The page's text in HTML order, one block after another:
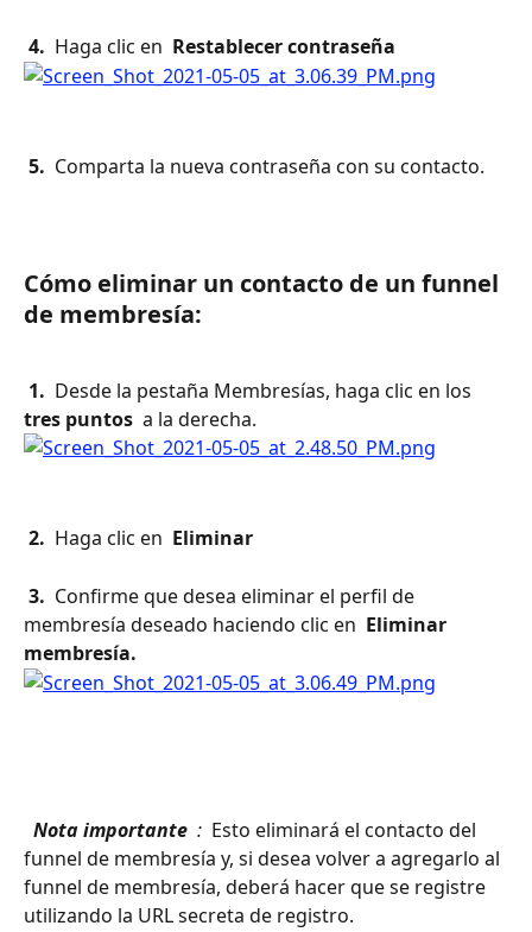
4. Haga clic en Restablecer contraseña
5. Comparta la nueva contraseña con su contacto.
Cómo eliminar un contacto de un funnel
de membresía:
1. Desde la pestaña Membresías, haga clic en los
tres puntos a la derecha.
2. Haga clic en Eliminar
3. Confirme que desea eliminar el perfil de
membresía deseado haciendo clic en Eliminar
membresía.
Nota importante : Esto eliminará el contacto del
funnel de membresía y, si desea volver a agregarlo al
funnel de membresía, deberá hacer que se registre
utilizando la URL secreta de registro.